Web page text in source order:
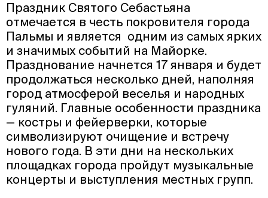
Праздник Святого Себастьяна
отмечается в честь покровителя города
Пальмы и является одним из самых ярких
и значимых событий на Майорке.
Празднование начнется 17 января и будет
продолжаться несколько дней, наполняя
город атмосферой веселья и народных
гуляний. Главные особенности праздника
— костры и фейерверки, которые
символизируют очищение и встречу
нового года. В эти дни на нескольких
площадках города пройдут музыкальные
концерты и выступления местных групп.